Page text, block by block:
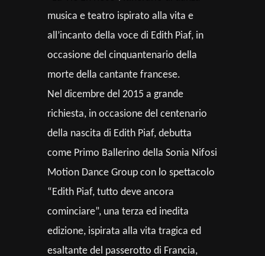
musica e teatro ispirato alla vita e
all’incanto della voce di Edith Piaf, in
occasione del cinquantenario della
morte della cantante francese.
Nel dicembre del 2015 a grande
richiesta, in occasione del centenario
della nascita di Edith Piaf, debutta
come Primo Ballerino della Sonia Nifosi
Motion Dance Group con lo spettacolo
“Edith Piaf, tutto deve ancora
cominciare”, una terza ed inedita
edizione, ispirata alla vita tragica ed
esaltante del passerotto di Francia,